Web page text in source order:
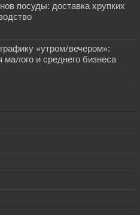
посуды: доставка хрупких
«утром/вечером»:
малого и среднего бизнеса